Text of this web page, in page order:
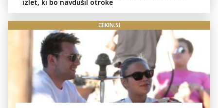
izlet, ki bo navdušil otroke
CEKIN.SI